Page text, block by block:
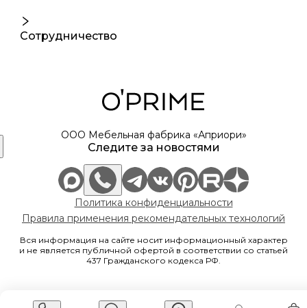
Сотрудничество
ООО Мебельная фабрика «Априори»
Следите за новостями
Политика конфиденциальности
Правила применения рекомендательных технологий
Вся информация на сайте носит информационный характер
и не является публичной офертой в соответствии со статьей
437 Гражданского кодекса РФ.